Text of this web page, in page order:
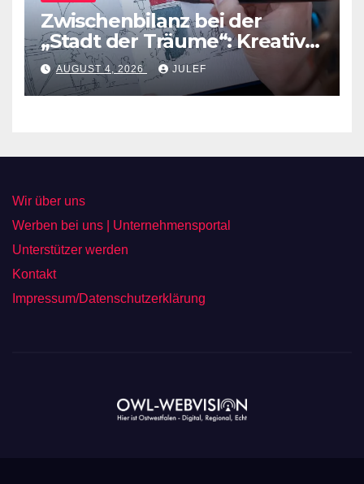
Zwischenbilanz bei der
„Stadt der Träume“: Kreative
Ideen nehmen Gestalt an
AUGUST 4, 2026 JULEF
Wir über uns
Werben bei uns | Unternehmensportal
Unterstützer werden
Kontakt
Impressum/Datenschutzerklärung